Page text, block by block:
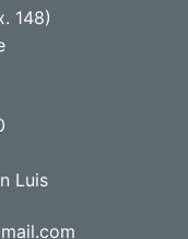
148)
Luis